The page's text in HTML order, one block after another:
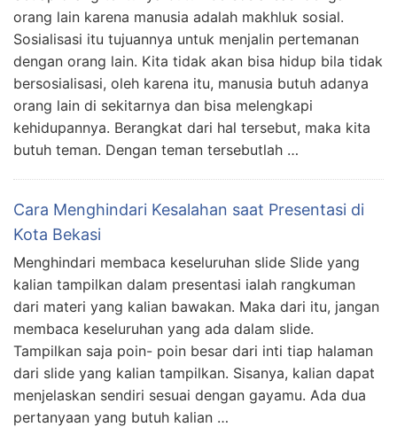
orang lain karena manusia adalah makhluk sosial.
Sosialisasi itu tujuannya untuk menjalin pertemanan
dengan orang lain. Kita tidak akan bisa hidup bila tidak
bersosialisasi, oleh karena itu, manusia butuh adanya
orang lain di sekitarnya dan bisa melengkapi
kehidupannya. Berangkat dari hal tersebut, maka kita
butuh teman. Dengan teman tersebutlah …
Cara Menghindari Kesalahan saat Presentasi di
Kota Bekasi
Menghindari membaca keseluruhan slide Slide yang
kalian tampilkan dalam presentasi ialah rangkuman
dari materi yang kalian bawakan. Maka dari itu, jangan
membaca keseluruhan yang ada dalam slide.
Tampilkan saja poin- poin besar dari inti tiap halaman
dari slide yang kalian tampilkan. Sisanya, kalian dapat
menjelaskan sendiri sesuai dengan gayamu. Ada dua
pertanyaan yang butuh kalian …